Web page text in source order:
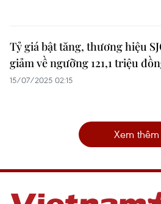
Tỷ giá bật tăng, thương hiệu
giảm về ngưỡng 121,1 triệu
15/07/2025 02:15
Xem thêm